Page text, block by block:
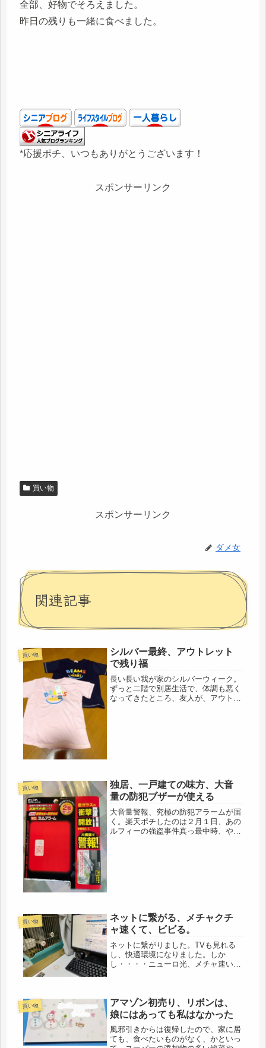
全部、好物でそろえました。
昨日の残りも一緒に食べました。
*応援ポチ、いつもありがとうございます！
スポンサーリンク
買い物
スポンサーリンク
ダメ女
関連記事
買い物
シルバー最終、アウトレット
で残り福
長い長い我が家のシルバーウィーク。
ずっと二階で別居生活で、体調も悪く
なってきたところ、友人が、アウトレ
買い物
独居、一戸建ての味方、大音
量の防犯ブザーが使える
大音量警報、究極の防犯アラームが届
く。楽天ポチしたのは２月１日、あの
ルフィーの強盗事件真っ最中時、やっ
買い物
ネットに繋がる、メチャクチ
ャ速くて、ビビる。
ネットに繋がりました。TVも見れる
し、快適環境になりました。しか
し・・・・ニューロ光、メチャ速いで
ーロは、300ですから、ものすご...
買い物
アマゾン初売り、リボンは、
娘にはあっても私はなかった
風邪引きからは復帰したので、家に居
ても、食べたいものがなく、かといっ